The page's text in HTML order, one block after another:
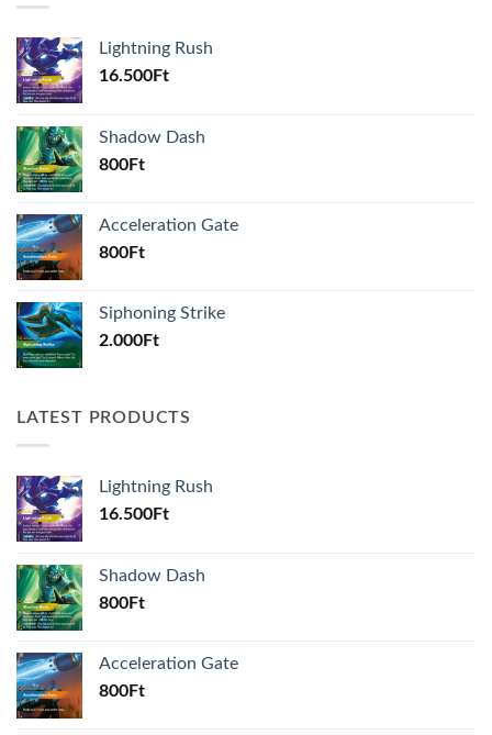
Lightning Rush
16.500Ft
Shadow Dash
800Ft
Acceleration Gate
800Ft
Siphoning Strike
2.000Ft
LATEST PRODUCTS
Lightning Rush
16.500Ft
Shadow Dash
800Ft
Acceleration Gate
800Ft